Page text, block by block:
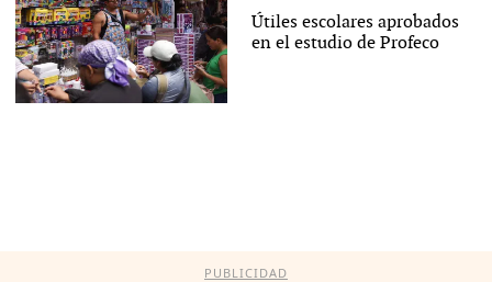
Útiles escolares aprobados
en el estudio de Profeco
PUBLICIDAD